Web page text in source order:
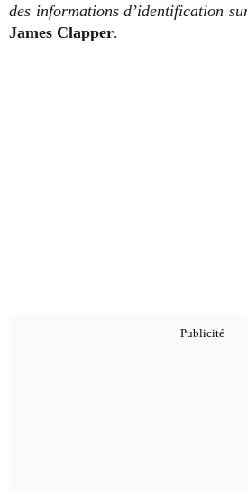
des informations d’identification
James Clapper.